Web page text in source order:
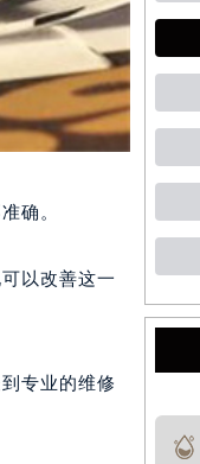
确。
以改善这一
专业的维修